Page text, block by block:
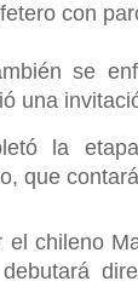
con
se
una
la
que
el chileno